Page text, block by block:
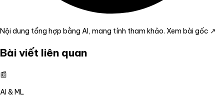
Nội dung tổng hợp bằng AI, mang tính tham khảo. Xem bài gốc ↗
Bài viết liên quan
📰
AI & ML